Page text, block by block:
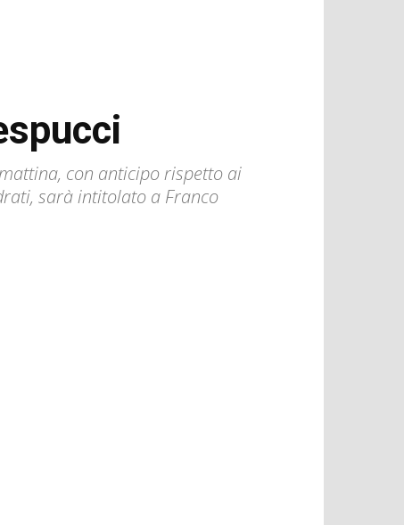
con anticipo rispetto ai
sarà intitolato a Franco